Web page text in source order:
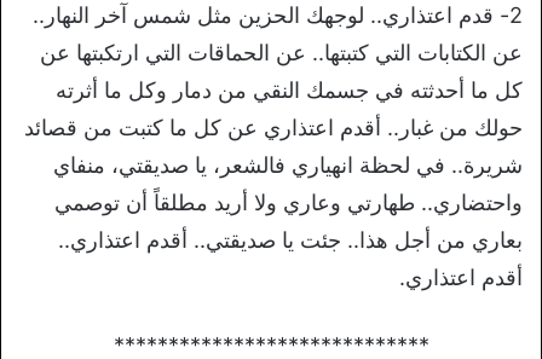
2- قدم اعتذاري.. لوجهك الحزين مثل شمس آخر النهار..
عن الكتابات التي كتبتها.. عن الحماقات التي ارتكبتها عن
كل ما أحدثته في جسمك النقي من دمار وكل ما أثرته
حولك من غبار.. أقدم اعتذاري عن كل ما كتبت من قصائد
شريرة.. في لحظة انهياري فالشعر، يا صديقتي، منفاي
واحتضاري.. طهارتي وعاري ولا أريد مطلقاً أن توصمي
بعاري من أجل هذا.. جئت يا صديقتي.. أقدم اعتذاري..
أقدم اعتذاري.
*****************************